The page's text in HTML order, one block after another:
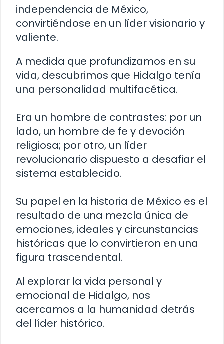
independencia de México,
convirtiéndose en un líder visionario y
valiente.
A medida que profundizamos en su
vida, descubrimos que Hidalgo tenía
una personalidad multifacética.
Era un hombre de contrastes: por un
lado, un hombre de fe y devoción
religiosa; por otro, un líder
revolucionario dispuesto a desafiar el
sistema establecido.
Su papel en la historia de México es el
resultado de una mezcla única de
emociones, ideales y circunstancias
históricas que lo convirtieron en una
figura trascendental.
Al explorar la vida personal y
emocional de Hidalgo, nos
acercamos a la humanidad detrás
del líder histórico.